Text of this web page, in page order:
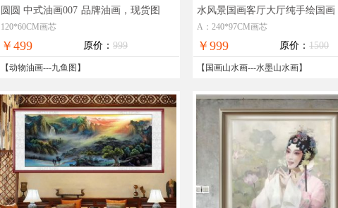
圆圆 中式油画007 品牌油画，现货图
片，在线支付，全国免邮
120*60CM画芯
￥499 原价： 999
【动物油画---九鱼图 】
水风景国画客厅大厅纯手绘国画
墨山水风景国画
A：240*97CM画芯
￥999 原价： 1500
【 国画山水画---水墨山水画】